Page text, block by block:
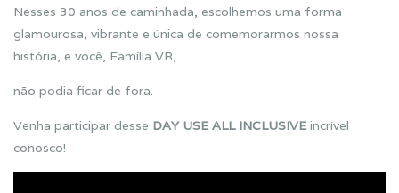
Nesses 30 anos de caminhada, escolhemos uma forma
glamourosa, vibrante e única de comemorarmos nossa
história, e você, Família VR,
não podia ficar de fora.
Venha participar desse DAY USE ALL INCLUSIVE incrível
conosco!